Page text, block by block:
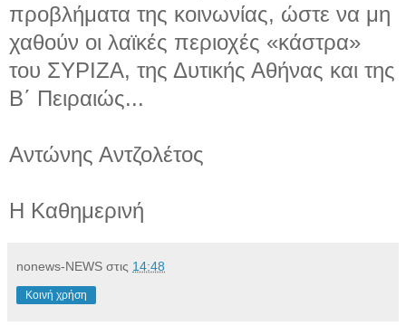
προβλήματα της κοινωνίας, ώστε να μη
χαθούν οι λαϊκές περιοχές «κάστρα»
του ΣΥΡΙΖΑ, της Δυτικής Αθήνας και της
Β΄ Πειραιώς...
Αντώνης Αντζολέτος
Η Καθημερινή
nonews-NEWS στις 14:48
Κοινή χρήση